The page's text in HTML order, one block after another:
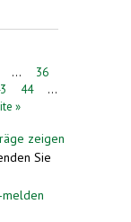
…
36
44
…
»
zeigen
Sie